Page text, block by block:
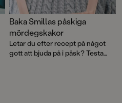
Baka Smillas påskiga
mördegskakor
Letar du efter recept på något
gott att bjuda på i påsk? Testa